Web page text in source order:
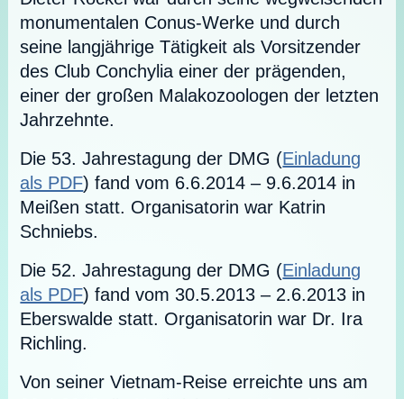
monumentalen Conus-Werke und durch
seine langjährige Tätigkeit als Vorsitzender
des Club Conchylia einer der prägenden,
einer der großen Malakozoologen der letzten
Jahrzehnte.
Die 53. Jahrestagung der DMG (Einladung
als PDF) fand vom 6.6.2014 – 9.6.2014 in
Meißen statt. Organisatorin war Katrin
Schniebs.
Die 52. Jahrestagung der DMG (Einladung
als PDF) fand vom 30.5.2013 – 2.6.2013 in
Eberswalde statt. Organisatorin war Dr. Ira
Richling.
Von seiner Vietnam-Reise erreichte uns am